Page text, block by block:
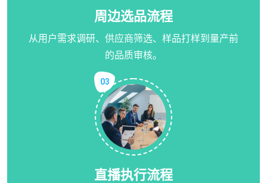
周边选品流程
从用户需求调研、供应商筛选、样品打样到量产前
的品质审核。
03
直播执行流程